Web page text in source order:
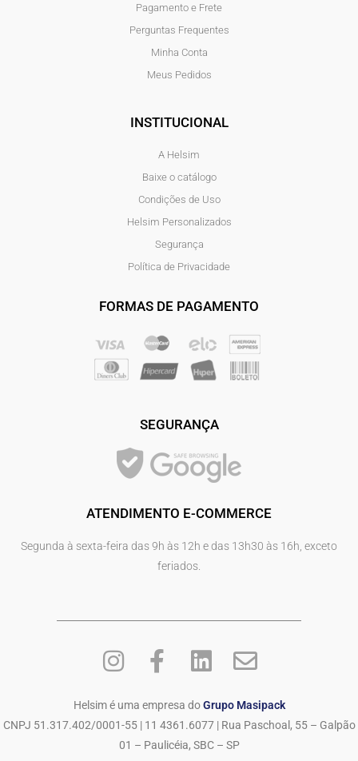
Pagamento e Frete
Perguntas Frequentes
Minha Conta
Meus Pedidos
INSTITUCIONAL
A Helsim
Baixe o catálogo
Condições de Uso
Helsim Personalizados
Segurança
Política de Privacidade
FORMAS DE PAGAMENTO
SEGURANÇA
ATENDIMENTO E-COMMERCE
Segunda à sexta-feira das 9h às 12h e das 13h30 às 16h, exceto
feriados.
Helsim é uma empresa doGrupo Masipack
CNPJ 51.317.402/0001-55 | 11 4361.6077 | Rua Paschoal, 55 – Galpão
01 – Paulicéia, SBC – SP